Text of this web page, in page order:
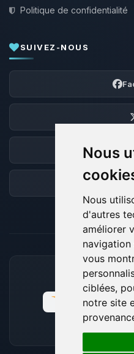
Nous
Nous
d'autres
améliorer
vous
ciblées,
notre site
Politique de confidentialité
SUIVEZ-NOUS
MOYENS DE